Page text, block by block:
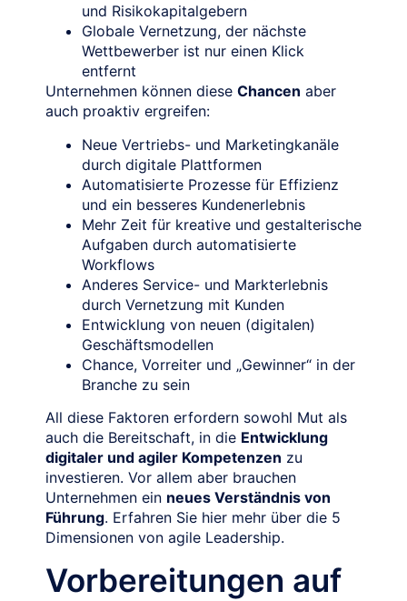
und Risikokapitalgebern
Globale Vernetzung, der nächste
Wettbewerber ist nur einen Klick
entfernt
Unternehmen können diese Chancen aber
auch proaktiv ergreifen:
Neue Vertriebs- und Marketingkanäle
durch digitale Plattformen
Automatisierte Prozesse für Effizienz
und ein besseres Kundenerlebnis
Mehr Zeit für kreative und gestalterische
Aufgaben durch automatisierte
Workflows
Anderes Service- und Markterlebnis
durch Vernetzung mit Kunden
Entwicklung von neuen (digitalen)
Geschäftsmodellen
Chance, Vorreiter und „Gewinner“ in der
Branche zu sein
All diese Faktoren erfordern sowohl Mut als
auch die Bereitschaft, in die Entwicklung
digitaler und agiler Kompetenzen zu
investieren. Vor allem aber brauchen
Unternehmen ein neues Verständnis von
Führung. Erfahren Sie hier mehr über die 5
Dimensionen von agile Leadership.
Vorbereitungen auf